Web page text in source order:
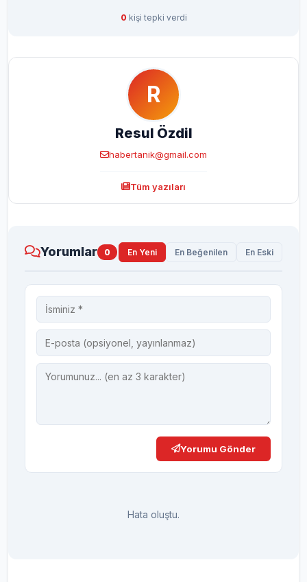
0 kişi tepki verdi
R
Resul Özdil
habertanik@gmail.com
Tüm yazıları
Yorumlar 0 En Yeni En Beğenilen En Eski
Yorumu Gönder
Hata oluştu.